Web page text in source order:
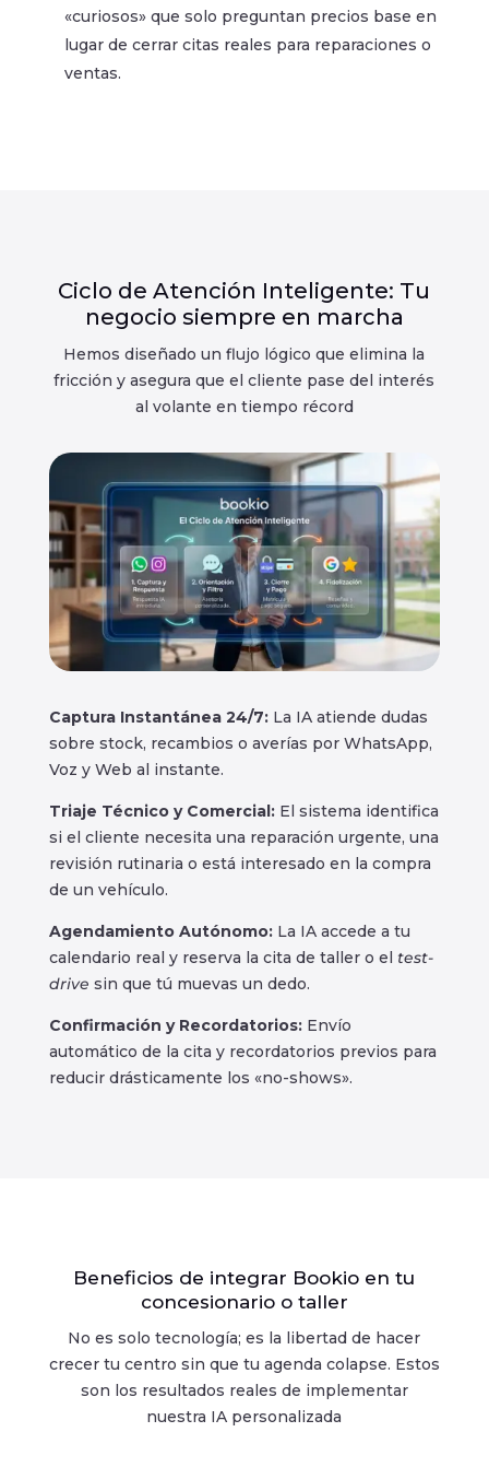
«curiosos» que solo preguntan precios base en
lugar de cerrar citas reales para reparaciones o
ventas.
Ciclo de Atención Inteligente: Tu
negocio siempre en marcha
Hemos diseñado un flujo lógico que elimina la
fricción y asegura que el cliente pase del interés
al volante en tiempo récord
Captura Instantánea 24/7:La IA atiende dudas
sobre stock, recambios o averías por WhatsApp,
Voz y Web al instante.
Triaje Técnico y Comercial:El sistema identifica
si el cliente necesita una reparación urgente, una
revisión rutinaria o está interesado en la compra
de un vehículo.
Agendamiento Autónomo:La IA accede a tu
calendario real y reserva la cita de taller o el test-
drive sin que tú muevas un dedo.
Confirmación y Recordatorios:Envío
automático de la cita y recordatorios previos para
reducir drásticamente los «no-shows».
Beneficios de integrar Bookio en tu
concesionario o taller
No es solo tecnología; es la libertad de hacer
crecer tu centro sin que tu agenda colapse. Estos
son los resultados reales de implementar
nuestra IA personalizada